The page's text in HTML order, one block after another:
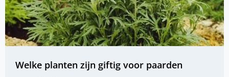
Welke planten zijn giftig voor paarden